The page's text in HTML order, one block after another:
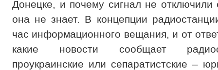
Донецке, и почему сигнал не отключили
она не знает. В концепции
час информационного вещания, и от
какие новости сообщает
проукраинские или сепаратистские –